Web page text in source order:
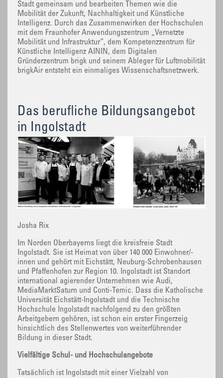
Stadt gemeinsam und bearbeiten Themen wie die
Mobilität der Zukunft, Nachhaltigkeit und Künstliche
Intelligenz. Durch das Zusammenwirken der Hochschulen
mit dem Fraunhofer Anwendungszentrum „Vernetzte
Mobilität und Infrastruktur“, dem Kompetenzzentrum für
Künstliche Intelligenz AININ, dem Digitalen
Gründerzentrum brigk und seinem Ableger für Luftmobilität
brigkAir entsteht ein einmaliges Wissenschaftsnetzwerk.
Das berufliche Bildungsangebot
in Ingolstadt
Josha Rix
Im Norden Oberbayerns liegt die kreisfreie Stadt
Ingolstadt. Sie ist Heimat von über 140 000 Einwohner/-
innen und gehört mit Eichstätt, Neuburg-Schrobenhausen
und Pfaffenhofen zur Region 10. Ingolstadt ist Standort
international agierender Unternehmen wie Audi,
MediaMarktSaturn und Conti-Temic. Dass die Katholische
Universität Eichstätt-Ingolstadt und die Technische
Hochschule Ingolstadt nachfolgend zu den größten
Arbeitgebern gehören, ist schon ein erster Fingerzeig
hinsichtlich des Stellenwertes von weiterführender
Bildung in dieser Stadt.
Vielfältige Schul- und Hochschulangebote
Tatsächlich ist Ingolstadt mit einer Vielzahl von